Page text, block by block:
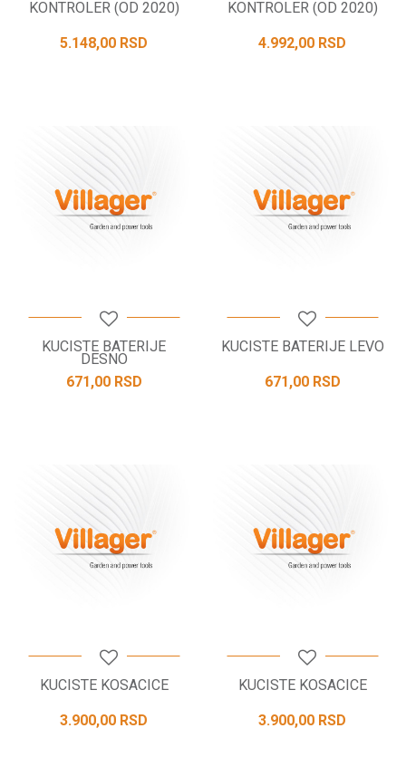
KONTROLER (OD 2020)
5.148,00 RSD
KONTROLER (OD 2020)
4.992,00 RSD
KUCISTE BATERIJE
DESNO
671,00 RSD
KUCISTE BATERIJE LEVO
671,00 RSD
KUCISTE KOSACICE
3.900,00 RSD
KUCISTE KOSACICE
3.900,00 RSD